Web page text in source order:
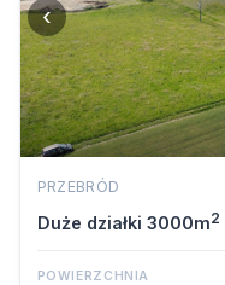
‹
PRZEBRÓD
Duże działki 3000m2
POWIERZCHNIA